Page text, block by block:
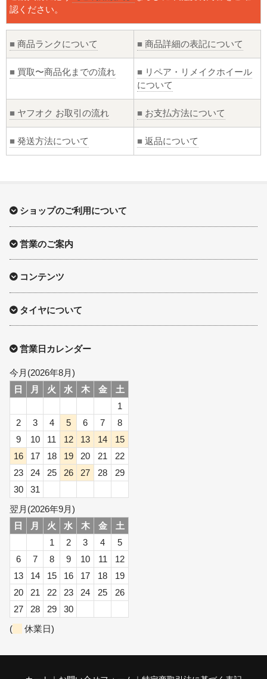
認ください。
■ 商品ランクについて ■ 商品詳細の表記について
■ 買取〜商品化までの流れ ■ リペア・リメイクホイール
について
■ ヤフオク お取引の流れ ■ お支払方法について
■ 発送方法について ■ 返品について
ショップのご利用について
営業のご案内
コンテンツ
タイヤについて
営業日カレンダー
今月(2026年8月)
日
月 火 水 木 金
土
1
2
3 4 5 6 7
8
9
10 11 12 13 14
15
16
17 18 19 20 21
22
23
24 25 26 27 28
29
30
31
翌月(2026年9月)
日
月 火 水 木 金
土
1
2 3 4
5
6
7 8 9 10 11
12
13
14 15 16 17 18
19
20
21 22 23 24 25
26
27
28 29
30
(
休業日)